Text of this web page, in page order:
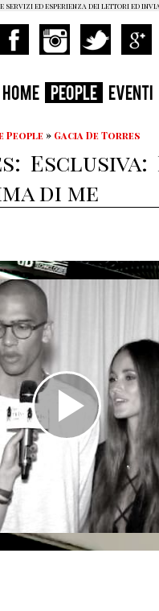
HOME PEOPLE EVENTI
People » Gacia De Torres
di me
ed esperienza dei lettori ed